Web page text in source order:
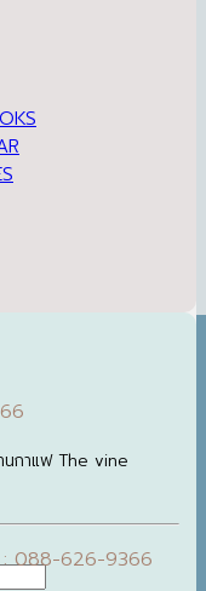
นกาแฟ The vine
: 088-626-9366